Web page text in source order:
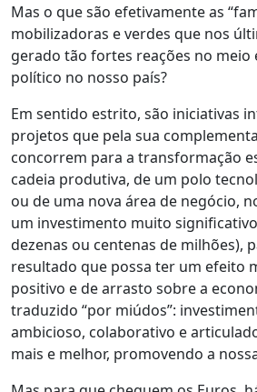
Mas o que são efetivamente as
mobilizadoras e verdes que nos
gerado tão fortes reações no meio
político no nosso país?
Em sentido estrito, são iniciativas
projetos que pela sua
concorrem para a transformação
cadeia produtiva, de um polo
ou de uma nova área de negócio,
um investimento muito
dezenas ou centenas de milhões),
resultado que possa ter um efeito
positivo e de arrasto sobre a
traduzido “por miúdos”:
ambicioso, colaborativo e
mais e melhor, promovendo a